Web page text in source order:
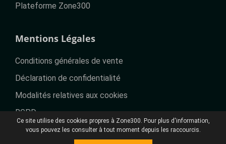
Plateforme Zone300
Mentions Légales
Conditions générales de vente
Déclaration de confidentialité
Modalités relatives aux cookies
RGPD
Ce site utilise des cookies propres à Zone300. Pour plus d'information,
vous pouvez les consulter à tout moment depuis les raccourcis.